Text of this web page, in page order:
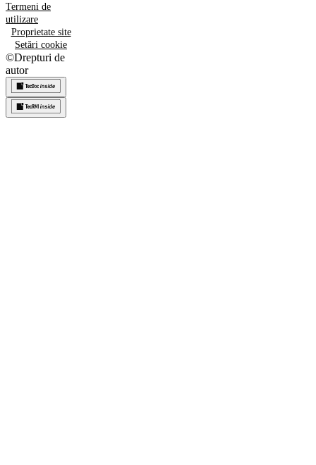
Termeni de
utilizare
Proprietate site
Setări cookie
©Drepturi de
autor